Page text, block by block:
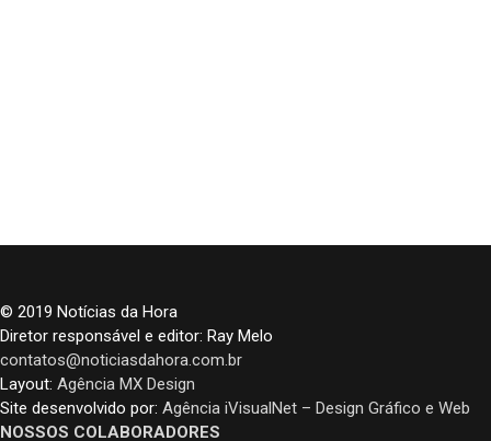
© 2019 Notícias da Hora
Diretor responsável e editor: Ray Melo
contatos@noticiasdahora.com.br
Layout: Agência MX Design
Site desenvolvido por: Agência iVisualNet – Design Gráfico e Web
NOSSOS COLABORADORES